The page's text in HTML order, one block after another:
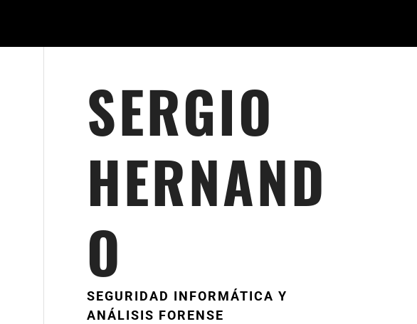
SERGIO
HERNAND
O
SEGURIDAD INFORMÁTICA Y
ANÁLISIS FORENSE